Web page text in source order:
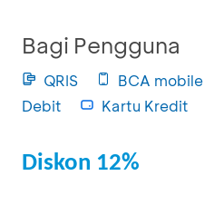
Bagi Pengguna
QRIS BCA mobile
Debit
Kartu Kredit
Diskon 12%